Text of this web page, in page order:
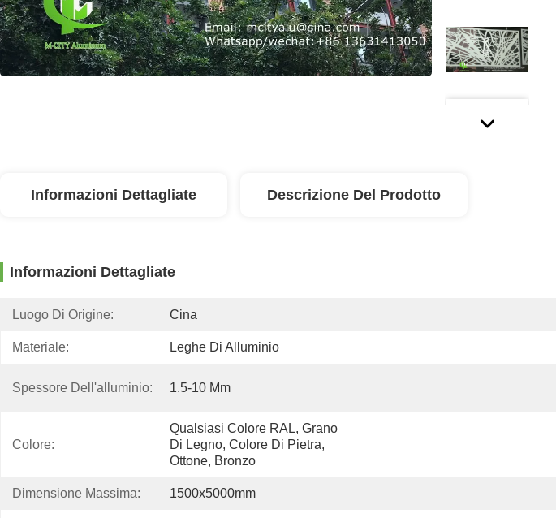
Informazioni Dettagliate Descrizione Del Prodotto
Informazioni Dettagliate
Luogo Di Origine: Cina
Materiale: Leghe Di Alluminio
Spessore Dell'alluminio: 1.5-10 Mm
Colore:
Qualsiasi Colore RAL, Grano
Di Legno, Colore Di Pietra,
Ottone, Bronzo
Dimensione Massima: 1500x5000mm